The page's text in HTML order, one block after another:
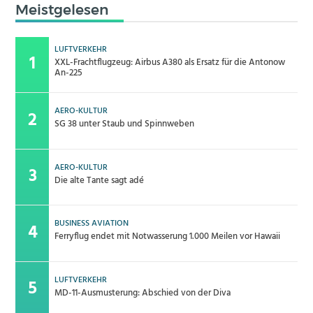
Meistgelesen
LUFTVERKEHR
XXL-Frachtflugzeug: Airbus A380 als Ersatz für die Antonow
An-225
AERO-KULTUR
SG 38 unter Staub und Spinnweben
AERO-KULTUR
Die alte Tante sagt adé
BUSINESS AVIATION
Ferryflug endet mit Notwasserung 1.000 Meilen vor Hawaii
LUFTVERKEHR
MD-11-Ausmusterung: Abschied von der Diva